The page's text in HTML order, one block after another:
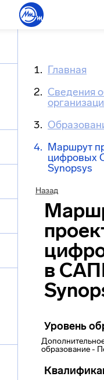
Главная
Сведения
Маршрут
цифровых
Synopsys
Назад
в
Уровень
образование -